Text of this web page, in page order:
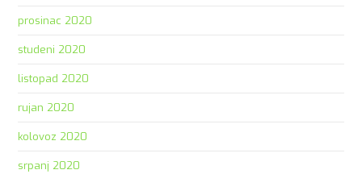
prosinac 2020
studeni 2020
listopad 2020
rujan 2020
kolovoz 2020
srpanj 2020